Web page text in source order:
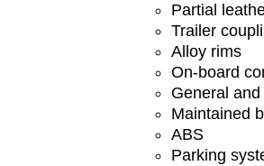
Partial
Trailer
Alloy rims
On-board
General
Maintained
ABS
Parking